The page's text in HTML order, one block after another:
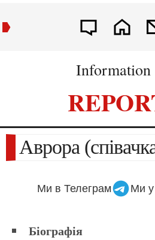
Аврора
Ми в Телеграм Ми
Біографія